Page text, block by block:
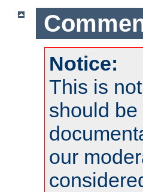
Notice:
This is
should
our